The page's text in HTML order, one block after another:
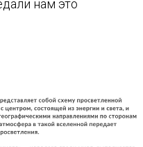
нам это